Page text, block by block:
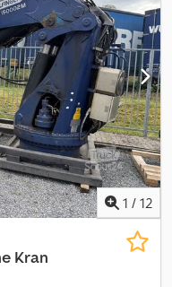
hydraulique = Informations
Ejck Utilisation : Transport
de chargement et de
plus d'informations.
1 / 12
Kran